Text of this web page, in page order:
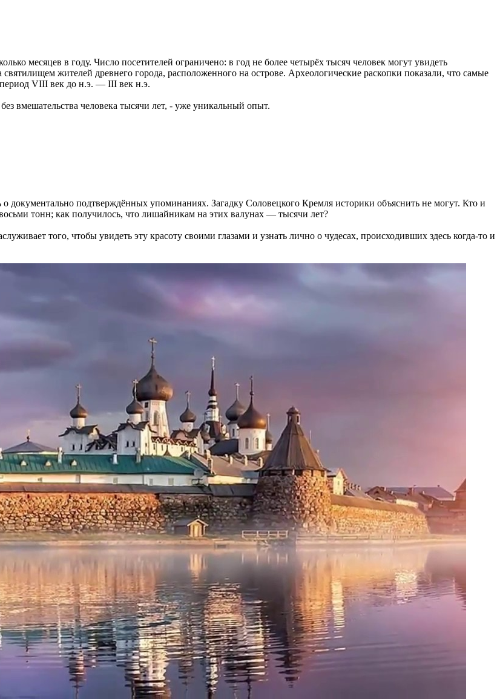
месяцев в году. Число посетителей ограничено: в год не более четырёх тысяч человек могут увидеть
жителей древнего города, расположенного на острове. Археологические раскопки показали, что самые
период VIII век до н.э. — III век н.э.
вмешательства человека тысячи лет, - уже уникальный опыт.
документально подтверждённых упоминаниях. Загадку Соловецкого Кремля историки объяснить не могут. Кто и
тонн; как получилось, что лишайникам на этих валунах — тысячи лет?
того, чтобы увидеть эту красоту своими глазами и узнать лично о чудесах, происходивших здесь когда-то и